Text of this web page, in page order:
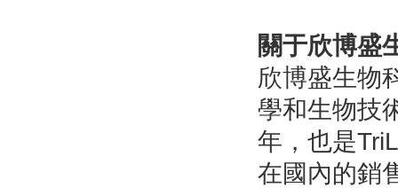
關于欣博盛
欣博盛生物
學和生物技
年，也是
在國內的銷